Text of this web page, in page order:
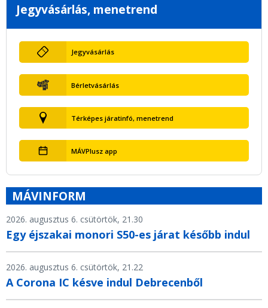
Jegyvásárlás, menetrend
Jegyvásárlás
Bérletvásárlás
Térképes járatinfó, menetrend
MÁVPlusz app
MÁVINFORM
2026. augusztus 6. csütörtök, 21.30
Egy éjszakai monori S50-es járat később indul
2026. augusztus 6. csütörtök, 21.22
A Corona IC késve indul Debrecenből